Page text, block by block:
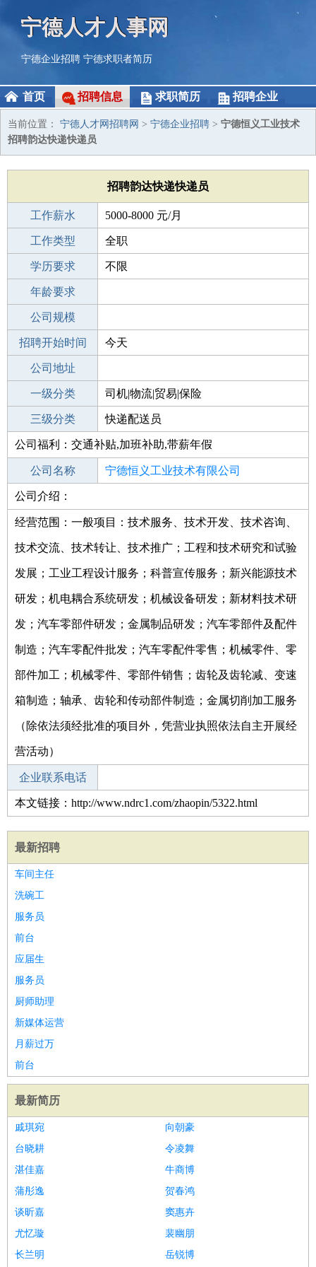
宁德人才人事网
宁德企业招聘 宁德求职者简历
首页 招聘信息 求职简历 招聘企业
当前位置： 宁德人才网招聘网 > 宁德企业招聘 > 宁德恒义工业技术
招聘韵达快递快递员
招聘韵达快递快递员
工作薪水 5000-8000 元/月
招聘人数 10人
工作类型 全职
性别要求 -
学历要求 不限
工作经验
年龄要求
工作地点
公司规模
公司电话
招聘开始时间 今天
招聘结束时间
公司地址
一级分类 司机|物流|贸易|保险
二级分类 物流/仓储
三级分类 快递配送员
其他行业 运输
公司福利：交通补贴,加班补助,带薪年假
公司名称 宁德恒义工业技术有限公司
公司类型
独资)
公司介绍：
经营范围：一般项目：技术服务、技术开发、技术咨询、
技术交流、技术转让、技术推广；工程和技术研究和试验
发展；工业工程设计服务；科普宣传服务；新兴能源技术
研发；机电耦合系统研发；机械设备研发；新材料技术研
发；汽车零部件研发；金属制品研发；汽车零部件及配件
制造；汽车零配件批发；汽车零配件零售；机械零件、零
部件加工；机械零件、零部件销售；齿轮及齿轮减、变速
箱制造；轴承、齿轮和传动部件制造；金属切削加工服务
（除依法须经批准的项目外，凭营业执照依法自主开展经
营活动）
企业联系电话
本文链接：http://www.ndrc1.com/zhaopin/5322.html
最新招聘
车间主任
洗碗工
服务员
前台
应届生
服务员
厨师助理
新媒体运营
月薪过万
前台
最新简历
戚琪宛
向朝豪
台晓耕
令凌舞
湛佳嘉
牛商博
蒲彤逸
贺春鸿
谈昕嘉
窦惠卉
尤忆璇
裴幽朋
长兰明
岳锐博